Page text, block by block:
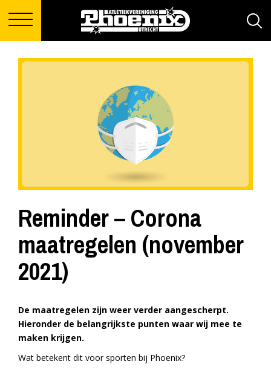
Reminder – Corona
maatregelen (november
2021)
De maatregelen zijn weer verder aangescherpt.
Hieronder de belangrijkste punten waar wij mee te
maken krijgen.
Wat betekent dit voor sporten bij Phoenix?